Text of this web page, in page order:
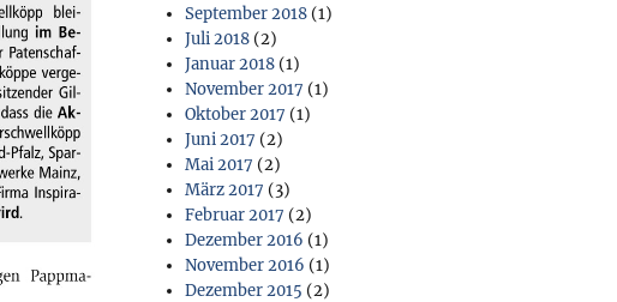
September 2018 (1)
Juli 2018 (2)
Januar 2018 (1)
November 2017 (1)
Oktober 2017 (1)
Juni 2017 (2)
Mai 2017 (2)
März 2017 (3)
Februar 2017 (2)
Dezember 2016 (1)
November 2016 (1)
Dezember 2015 (2)